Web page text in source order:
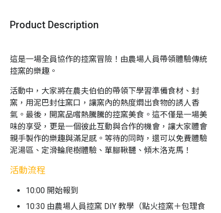
Product Description
這是一場全員協作的控窯冒險！由農場人員帶領體驗傳統
控窯的樂趣。
活動中，大家將在農夫伯伯的帶領下學習準備食材、封
窯，用泥巴封住窯口，讓窯內的熱度燜出食物的誘人香
氣。最後，開窯品嚐熱騰騰的控窯美食。這不僅是一場美
味的享受，更是一個彼此互動與合作的機會，讓大家體會
親手製作的樂趣與滿足感。等待的同時，還可以免費體驗
泥湯區、定滑輪爬樹體驗、單腳鞦韆、傾木洛克馬！
活動流程
10:00 開始報到
10:30 由農場人員控窯 DIY 教學（點火控窯＋包理食